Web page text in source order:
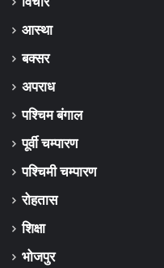
आस्था
बक्सर
अपराध
पश्चिम बंगाल
पूर्वी चम्पारण
पश्चिमी चम्पारण
रोहतास
शिक्षा
भोजपुर